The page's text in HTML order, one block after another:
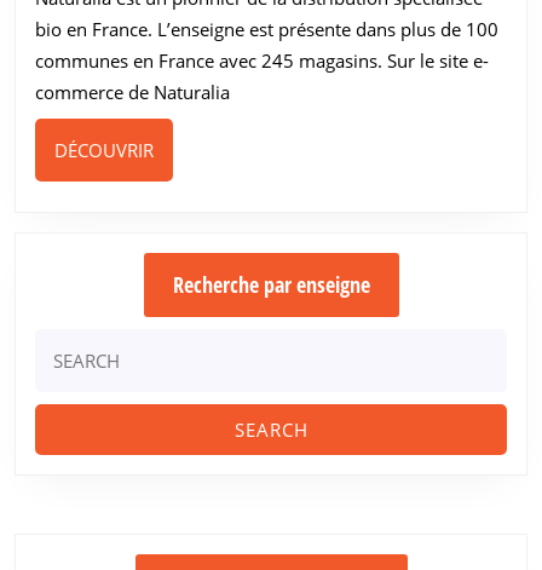
bio en France. L’enseigne est présente dans plus de 100
communes en France avec 245 magasins. Sur le site e-
commerce de Naturalia
DÉCOUVRIRDÉCOUVRIR
Recherche par enseigne
for: